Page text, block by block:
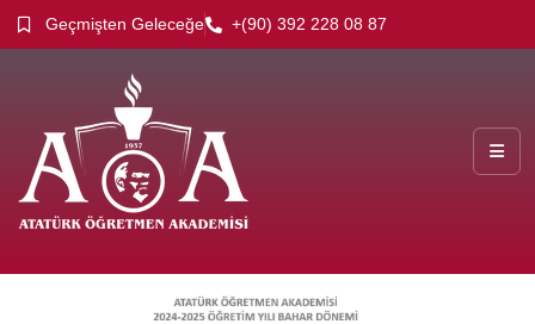
Geçmişten Geleceğe +(90) 392 228 08 87